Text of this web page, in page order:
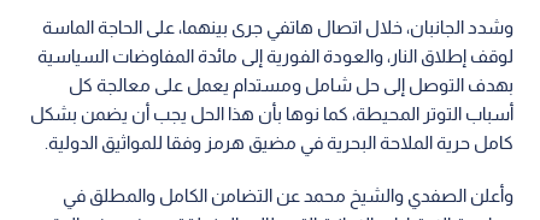
وشدد الجانبان، خلال اتصال هاتفي جرى بينهما، على الحاجة الماسة
لوقف إطلاق النار، والعودة الفورية إلى مائدة المفاوضات السياسية
بهدف التوصل إلى حل شامل ومستدام يعمل على معالجة كل
أسباب التوتر المحيطة، كما نوها بأن هذا الحل يجب أن يضمن بشكل
كامل حرية الملاحة البحرية في مضيق هرمز وفقا للمواثيق الدولية.
وأعلن الصفدي والشيخ محمد عن التضامن الكامل والمطلق في